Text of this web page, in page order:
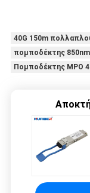
40G 150m
πομποδέκτης 850nm
Πομποδέκτης MPO